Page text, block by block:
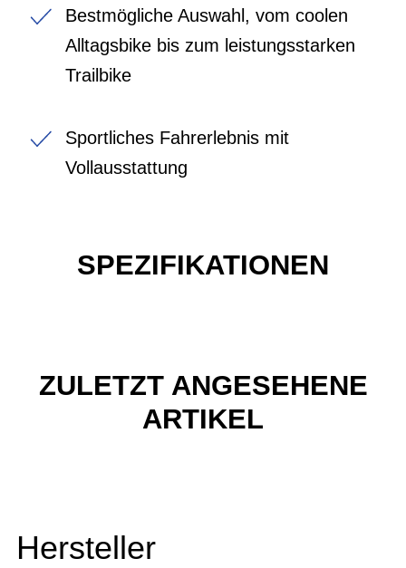
Bestmögliche Auswahl, vom coolen
Alltagsbike bis zum leistungsstarken
Trailbike
Sportliches Fahrerlebnis mit
Vollausstattung
SPEZIFIKATIONEN
ZULETZT ANGESEHENE
ARTIKEL
Hersteller